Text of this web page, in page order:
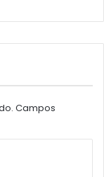
Campos